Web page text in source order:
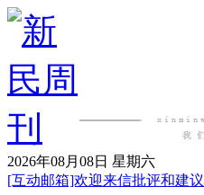
2026年08月08日 星期六
[互动邮箱]欢迎来信批评和建议